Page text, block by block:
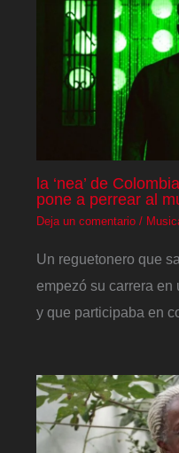
la ‘nea’ de
pone a perrear al
Deja un comentario /
Un reguetonero que
empezó su carrera en
y que participaba en